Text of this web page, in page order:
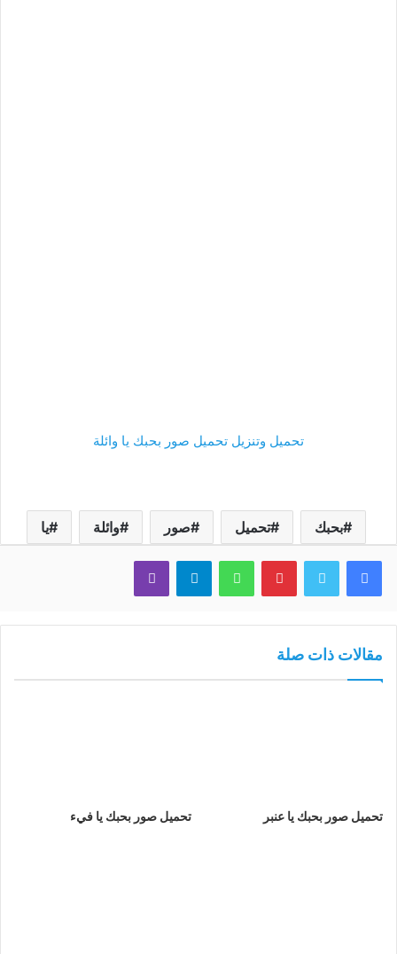
تحميل وتنزيل تحميل صور بحبك يا وائلة
بحبك تحميل صور وائلة يا
فيسبوك تويتر بينتيريستواتساب تيلقرام ڤايبر
مقالات ذات صلة
تحميل صور بحبك يا عنبر تحميل صور بحبك يا فيء